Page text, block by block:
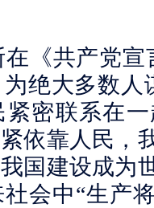
《共产党
绝大多数
密联系在
依靠人民，
国建设成为
会中“生产